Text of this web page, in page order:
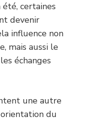
certaines
devenir
influence non
mais aussi le
échanges
une autre
orientation du